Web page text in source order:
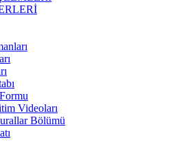
Videoları
Bölümü